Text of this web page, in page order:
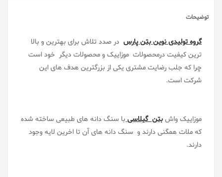
توضیحات
گروه تولیدی نوین بتن پارس در صدد تلاش برای بهترین و بالا
ترین کیفیت درمحصولات موزاییک و محصولات دیگر خود است
چرا که جلب رضایت مشتری یکی از بزرگترین هدف های این
شرکت است.
موزاییک واشبتن گیلاسی با سنگ دانه های طبیعی ساخته شده
که ملات همگنی دارند و سنگ دانه های آن تا اخرین لایه وجود
دارند.